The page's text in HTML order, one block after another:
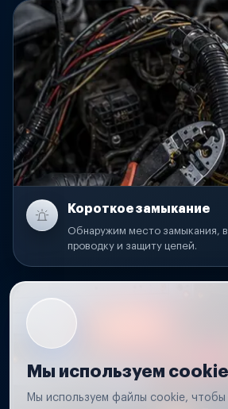
Короткое замыкание
Обнаружим место замыкания,
проводку и защиту цепей.
Мы используем
Мы используем файлы cookie, чтобы